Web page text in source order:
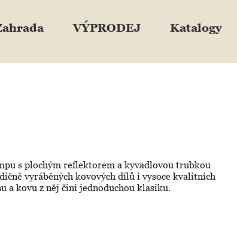
VÝPRODEJ Katalogy
s plochým reflektorem a kyvadlovou trubkou
vyráběných kovových dílů i vysoce kvalitních
a kovu z něj činí jednoduchou klasiku.